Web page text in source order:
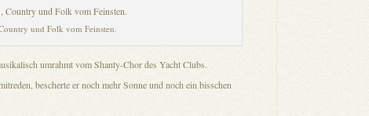
und Folk vom Feinsten.
umrahmt vom Shanty-Chor des Yacht Clubs.
bescherte er noch mehr Sonne und noch ein bisschen